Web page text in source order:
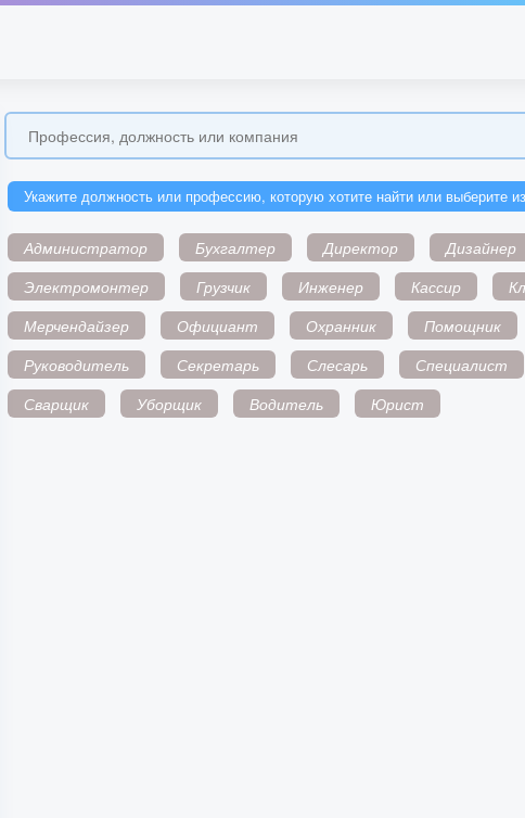
Укажите должность или профессию, которую хотите найти или выберите
Администратор Бухгалтер Директор Дизайнер
Электромонтер
Грузчик Инженер Кассир
Мерчендайзер
Официант Охранник Помощник
Руководитель
Секретарь Слесарь Специалист
Сварщик
Уборщик Водитель Юрист